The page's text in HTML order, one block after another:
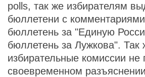
polls, так же избирателям
бюллетени с
бюллетень за "Единую
бюллетень за Лужкова". Так
избирательные комиссии не
своевременном